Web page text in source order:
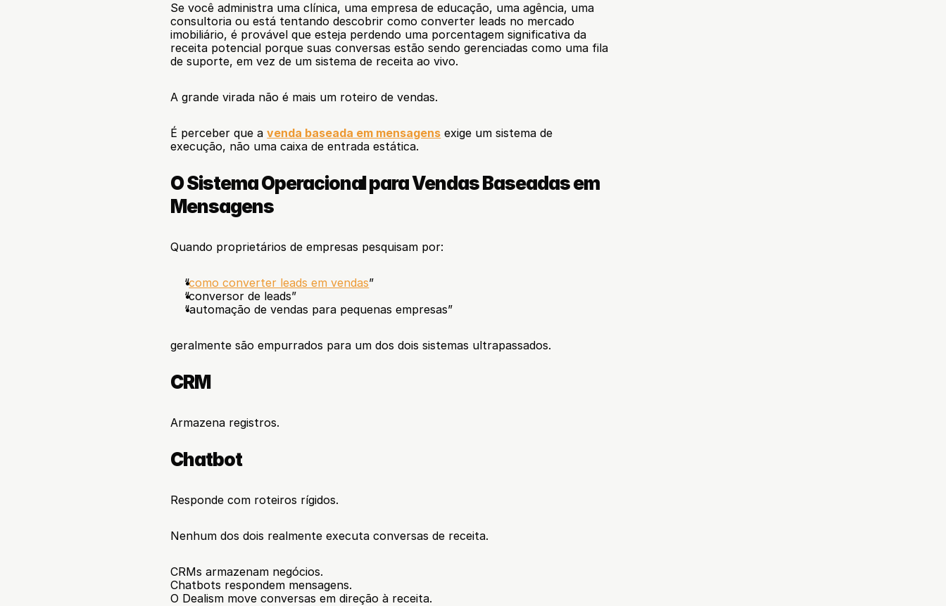
Se você administra uma clínica, uma empresa de educação, uma agência, uma
consultoria ou está tentando descobrir como converter leads no mercado
imobiliário, é provável que esteja perdendo uma porcentagem significativa da
receita potencial porque suas conversas estão sendo gerenciadas como uma fila
de suporte, em vez de um sistema de receita ao vivo.
A grande virada não é mais um roteiro de vendas.
É perceber que a venda baseada em mensagens exige um sistema de
execução, não uma caixa de entrada estática.
O Sistema Operacional para Vendas Baseadas em
Mensagens
Quando proprietários de empresas pesquisam por:
“como converter leads em vendas”
“conversor de leads”
“automação de vendas para pequenas empresas”
geralmente são empurrados para um dos dois sistemas ultrapassados.
CRM
Armazena registros.
Chatbot
Responde com roteiros rígidos.
Nenhum dos dois realmente executa conversas de receita.
CRMs armazenam negócios.
Chatbots respondem mensagens.
O Dealism move conversas em direção à receita.